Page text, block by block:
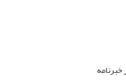
خبرنامه